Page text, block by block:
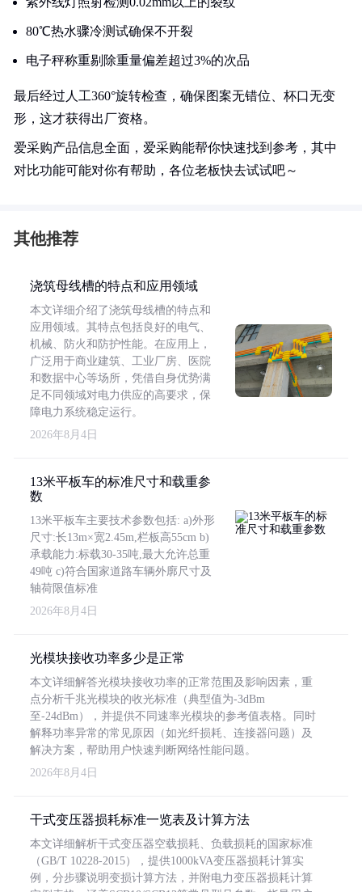
80℃热水骤冷测试确保不开裂
电子秤称重剔除重量偏差超过3%的次品
最后经过人工360°旋转检查，确保图案无错位、杯口无变
形，这才获得出厂资格。
爱采购产品信息全面，爱采购能帮你快速找到参考，其中
对比功能可能对你有帮助，各位老板快去试试吧～
其他推荐
浇筑母线槽的特点和应用领域
本文详细介绍了浇筑母线槽的特点和
应用领域。其特点包括良好的电气、
机械、防火和防护性能。在应用上，
广泛用于商业建筑、工业厂房、医院
和数据中心等场所，凭借自身优势满
足不同领域对电力供应的高要求，保
障电力系统稳定运行。
2026年8月4日
13米平板车的标准尺寸和载重参
数
13米平板车主要技术参数包括: a)外形
尺寸:长13m×宽2.45m,栏板高55cm b)
承载能力:标载30-35吨,最大允许总重
49吨 c)符合国家道路车辆外廓尺寸及
轴荷限值标准
2026年8月4日
光模块接收功率多少是正常
本文详细解答光模块接收功率的正常范围及影响因素，重
点分析千兆光模块的收光标准（典型值为-3dBm
至-24dBm），并提供不同速率光模块的参考值表格。同时
解释功率异常的常见原因（如光纤损耗、连接器问题）及
解决方案，帮助用户快速判断网络性能问题。
2026年8月4日
干式变压器损耗标准一览表及计算方法
本文详细解析干式变压器空载损耗、负载损耗的国家标准
（GB/T 10228-2015），提供1000kVA变压器损耗计算实
例，分步骤说明变损计算方法，并附电力变压器损耗计算